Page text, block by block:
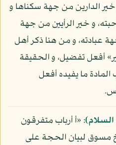
الدارين من جهة سكناها و
و خير الرأيين من جهة
عبادته، و من هنا ذكر أهل
أفعل تفضيل، و الحقيقة
ما يفيده أفعل
: «أ أرباب متفرقون
مسوق لبيان الحجة على